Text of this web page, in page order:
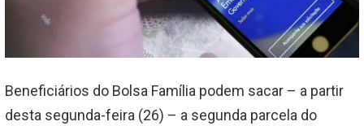
Beneficiários do Bolsa Família podem sacar – a partir
desta segunda-feira (26) – a segunda parcela do